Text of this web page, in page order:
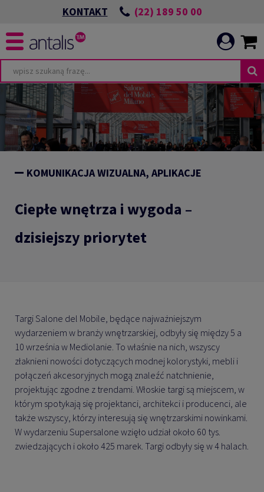
KONTAKT (22) 189 50 00
KOMUNIKACJA WIZUALNA, APLIKACJE
Ciepłe wnętrza i wygoda –
dzisiejszy priorytet
Targi Salone del Mobile, będące najważniejszym
wydarzeniem w branży wnętrzarskiej, odbyły się między 5 a
10 września w Mediolanie. To właśnie na nich, wszyscy
złaknieni nowości dotyczących modnej kolorystyki, mebli i
połączeń akcesoryjnych mogą znaleźć natchnienie,
projektując zgodne z trendami. Włoskie targi są miejscem, w
którym spotykają się projektanci, architekci i producenci, ale
także wszyscy, którzy interesują się wnętrzarskimi nowinkami.
W wydarzeniu Supersalone wzięło udział około 60 tys.
zwiedzających i około 425 marek. Targi odbyły się w 4 halach.